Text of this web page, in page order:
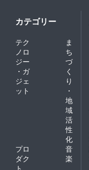
カテゴリー
テク
ノロ
ジー
・ガ
ジェ
ット
ま
ち
づ
く
り
・
地
域
活
性
化
プロ
ダク
ト
音
楽